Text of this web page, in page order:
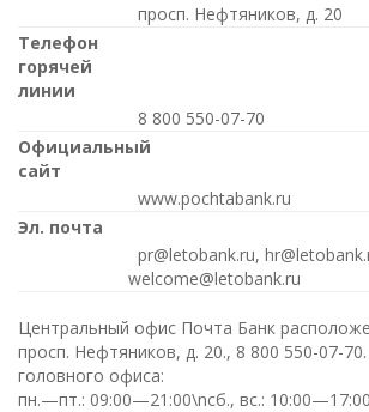
просп. Нефтяников, д. 20
Телефон
горячей
линии
8 800 550-07-70
Официальный
сайт
www.pochtabank.ru
Эл. почта
pr@letobank.ru,
welcome@letobank.ru
Центральный офис Почта Банк
просп. Нефтяников, д. 20., 8 800 550-07-70
головного офиса:
пн.—пт.: 09:00—21:00\nсб., вс.: 10:00—17:00